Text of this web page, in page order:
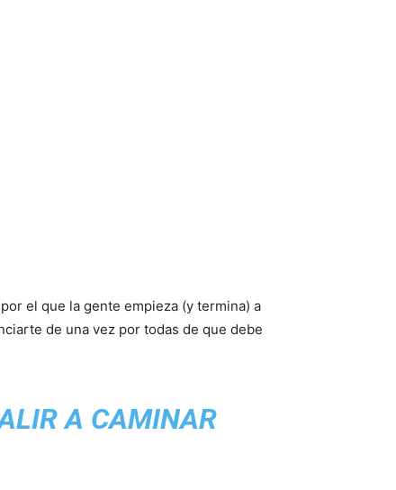
el que la gente empieza (y termina) a
de una vez por todas de que debe
A CAMINAR